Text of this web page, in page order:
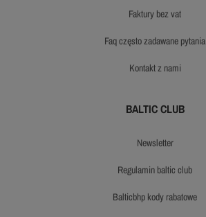
faktury bez vat
faq często zadawane pytania
kontakt z nami
BALTIC CLUB
newsletter
regulamin baltic club
balticbhp kody rabatowe